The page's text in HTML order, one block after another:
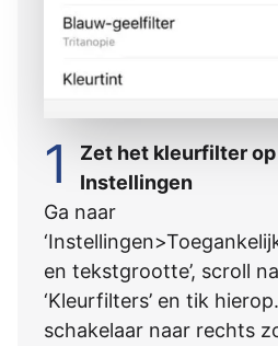
1
Zet het kleurfilter op
Instellingen
Ga naar
en tekstgrootte’, scroll
‘Kleurfilters’ en tik
schakelaar naar rechts